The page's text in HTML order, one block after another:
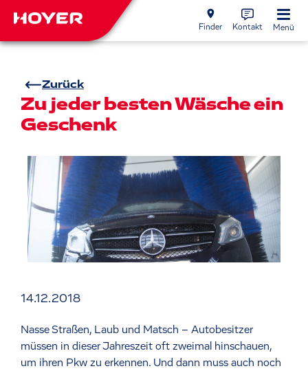
Finder Kontakt Menü
Zurück
Zu jeder besten Wäsche ein
Geschenk
14.12.2018
Nasse Straßen, Laub und Matsch – Autobesitzer
müssen in dieser Jahreszeit oft zweimal hinschauen,
um ihren Pkw zu erkennen. Und dann muss auch noch